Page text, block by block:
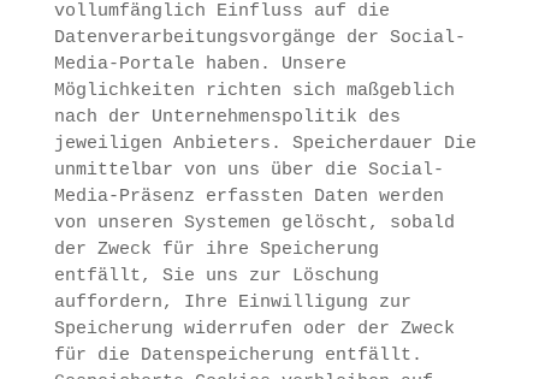
vollumfänglich Einfluss auf die
Datenverarbeitungsvorgänge der Social-
Media-Portale haben. Unsere
Möglichkeiten richten sich maßgeblich
nach der Unternehmenspolitik des
jeweiligen Anbieters. Speicherdauer Die
unmittelbar von uns über die Social-
Media-Präsenz erfassten Daten werden
von unseren Systemen gelöscht, sobald
der Zweck für ihre Speicherung
entfällt, Sie uns zur Löschung
auffordern, Ihre Einwilligung zur
Speicherung widerrufen oder der Zweck
für die Datenspeicherung entfällt.